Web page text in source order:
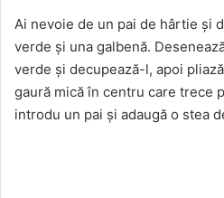
Ai nevoie de un pai de hârtie și
verde și una galbenă.
verde și decupează-l, apoi
gaură mică în centru care trece
introdu un pai și adaugă o stea